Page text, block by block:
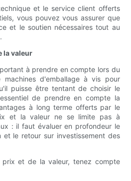
et le service client offerts
vous pouvez vous assurer que
et le soutien nécessaires tout au
la valeur
à prendre en compte lors du
d'emballage à vis pour
puisse être tentant de choisir le
de prendre en compte la
à long terme offerts par le
et la valeur ne se limite pas à
: il faut évaluer en profondeur le
le retour sur investissement des
prix et de la valeur, tenez compte